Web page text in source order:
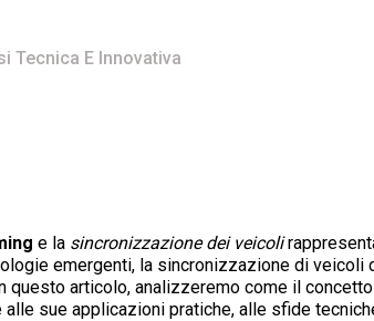
Tecnica E Innovativa
e la sincronizzazione dei veicoli
emergenti, la sincronizzazione di veicoli
articolo, analizzeremo come il
sue applicazioni pratiche, alle sfide